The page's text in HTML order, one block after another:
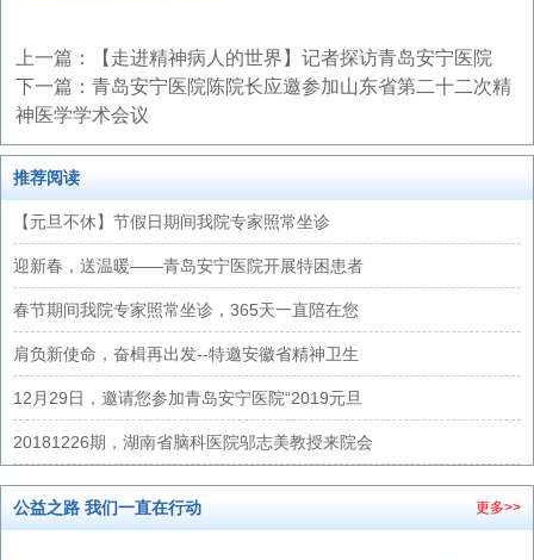
上一篇：
【走进精神病人的世界】记者探访青岛安宁医院
下一篇： 青岛安宁医院陈院长应邀参加山东省第二十二次精
神医学学术会议
推荐阅读
【元旦不休】节假日期间我院专家照常坐诊
迎新春，送温暖——青岛安宁医院开展特困患者
春节期间我院专家照常坐诊，365天一直陪在您
肩负新使命，奋楫再出发--特邀安徽省精神卫生
12月29日，邀请您参加青岛安宁医院“2019元旦
20181226期，湖南省脑科医院邬志美教授来院会
公益之路 我们一直在行动 更多>>